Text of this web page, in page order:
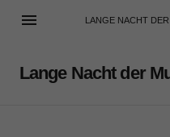
LANGE NACHT
Lange Nacht der